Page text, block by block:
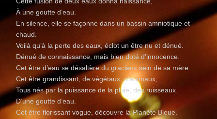
À une goutte d’eau.
En silence, elle se façonne dans un bassin amniotique et
chaud.
Voilà qu’à la perte des eaux, éclot un être nu et dénué.
Dénué de connaissance, mais bien doté d’innocence.
Cet être d’eau se désaltère du gracieux sein de sa mère.
Cet être grandissant, de végétaux, d’animaux,
Tous nés par la puissance de la pluie, des ruisseaux.
D’une goutte d’eau.
Cet être florissant vogue, découvre la Planète Bleue.